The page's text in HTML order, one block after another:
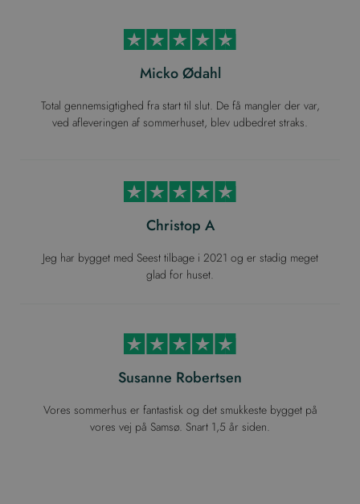
Micko Ødahl
Total gennemsigtighed fra start til slut. De få mangler der var,
ved afleveringen af sommerhuset, blev udbedret straks.
Christop A
Jeg har bygget med Seest tilbage i 2021 og er stadig meget
glad for huset.
Susanne Robertsen
Vores sommerhus er fantastisk og det smukkeste bygget på
vores vej på Samsø. Snart 1,5 år siden.